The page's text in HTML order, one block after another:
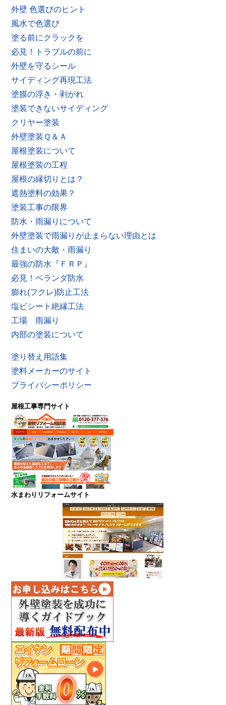
外壁 色選びのヒント
風水で色選び
塗る前にクラックを
必見！トラブルの前に
外壁を守るシール
サイディング再現工法
塗膜の浮き・剥がれ
塗装できないサイディング
クリヤー塗装
外壁塗装Ｑ＆Ａ
屋根塗装について
屋根塗装の工程
屋根の縁切りとは？
遮熱塗料の効果？
塗装工事の限界
防水・雨漏りについて
外壁塗装で雨漏りが止まらない理由とは
住まいの大敵・雨漏り
最強の防水『ＦＲＰ』
必見！ベランダ防水
膨れ(フクレ)防止工法
塩ビシート絶縁工法
工場 雨漏り
内部の塗装について
塗り替え用語集
塗料メーカーのサイト
プライバシーポリシー
屋根工事専門サイト
水まわりリフォームサイト